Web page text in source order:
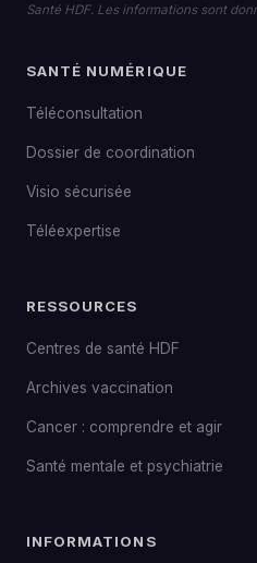
Santé HDF. Les informations sont
SANTÉ NUMÉRIQUE
Téléconsultation
Dossier de coordination
Visio sécurisée
Téléexpertise
RESSOURCES
Centres de santé HDF
Archives vaccination
Cancer : comprendre et agir
Santé mentale et psychiatrie
INFORMATIONS